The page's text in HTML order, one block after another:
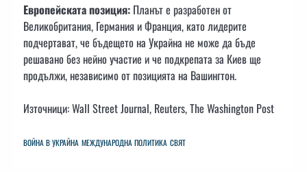
Европейската позиция: Планът е разработен от
Великобритания, Германия и Франция, като лидерите
подчертават, че бъдещето на Украйна не може да бъде
решавано без нейно участие и че подкрепата за Киев ще
продължи, независимо от позицията на Вашингтон.
Източници: Wall Street Journal, Reuters, The Washington Post
ВОЙНА В УКРАЙНА МЕЖДУНАРОДНА ПОЛИТИКА СВЯТ